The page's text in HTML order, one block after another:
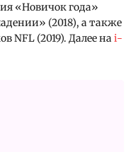
«Новичок года»
(2018), а также
NFL (2019). Далее наi-